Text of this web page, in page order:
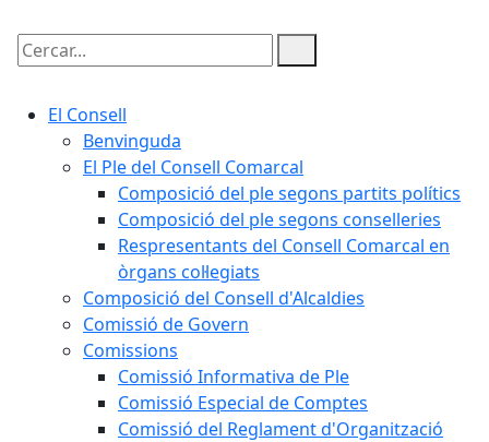
Cercar:
El Consell
Benvinguda
El Ple del Consell Comarcal
Composició del ple segons partits polítics
Composició del ple segons conselleries
Respresentants del Consell Comarcal en
òrgans col·legiats
Composició del Consell d'Alcaldies
Comissió de Govern
Comissions
Comissió Informativa de Ple
Comissió Especial de Comptes
Comissió del Reglament d'Organització